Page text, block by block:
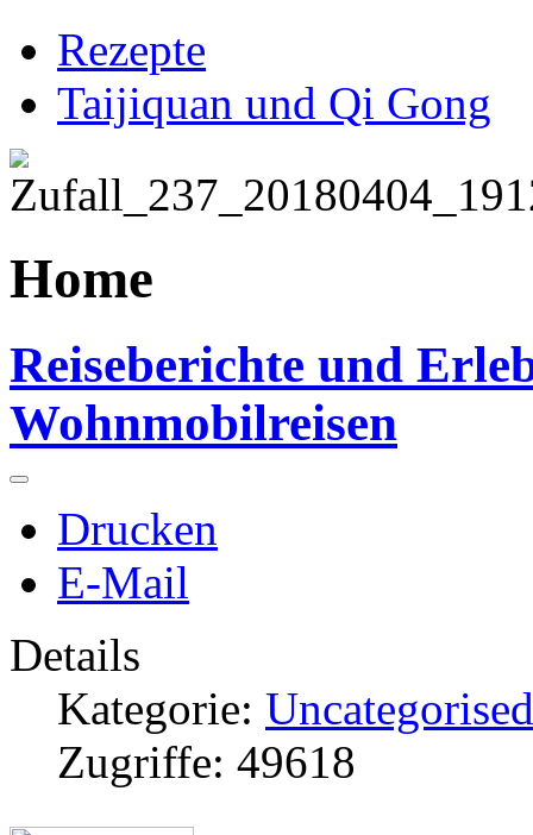
Rezepte
Taijiquan und Qi Gong
Home
Reiseberichte und
Wohnmobilreisen
Drucken
E-Mail
Details
Kategorie: Uncategorised
Zugriffe: 49618